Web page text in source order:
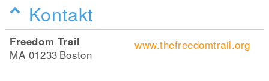
Kontakt
Freedom Trail
MA 01233 Boston
www.thefreedomtrail.org